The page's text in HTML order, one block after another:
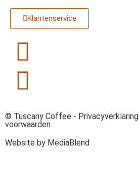
Klantenservice
© Tuscany Coffee - Privacyverklaring
voorwaarden
Website by MediaBlend